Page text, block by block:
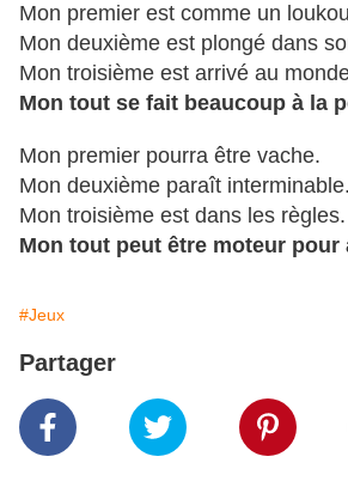
Mon premier est comme un
Mon deuxième est plongé dans
Mon troisième est arrivé au
Mon tout se fait beaucoup à la
Mon premier pourra être vache.
Mon deuxième paraît interminable.
Mon troisième est dans les règles.
Mon tout peut être moteur pour
#Jeux
Partager